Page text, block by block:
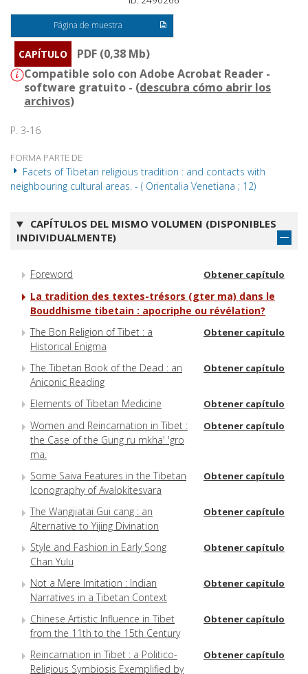
Página de muestra
CAPÍTULO
PDF (0,38 Mb)
Compatible solo con Adobe Acrobat Reader -
software gratuito - (descubra cómo abrir los
archivos)
P. 3-16
FORMA PARTE DE
Facets of Tibetan religious tradition : and contacts with
neighbouring cultural areas. - ( Orientalia Venetiana ; 12)
CAPÍTULOS DEL MISMO VOLUMEN (DISPONIBLES
INDIVIDUALMENTE)
Foreword Obtener capítulo
La tradition des textes-trésors (gter ma) dans le
Bouddhisme tibetain : apocriphe ou révélation?
The Bon Religion of Tibet : a
Historical Enigma
Obtener capítulo
The Tibetan Book of the Dead : an
Aniconic Reading
Obtener capítulo
Elements of Tibetan Medicine Obtener capítulo
Women and Reincarnation in Tibet :
the Case of the Gung ru mkha' 'gro
ma.
Obtener capítulo
Some Saiva Features in the Tibetan
Iconography of Avalokitesvara
Obtener capítulo
The Wangjiatai Gui cang : an
Alternative to Yijing Divination
Obtener capítulo
Style and Fashion in Early Song
Chan Yulu
Obtener capítulo
Not a Mere Imitation : Indian
Narratives in a Tibetan Context
Obtener capítulo
Chinese Artistic Influence in Tibet
from the 11th to the 15th Century
Obtener capítulo
Reincarnation in Tibet : a Politico-
Religious Symbiosis Exemplified by
Obtener capítulo